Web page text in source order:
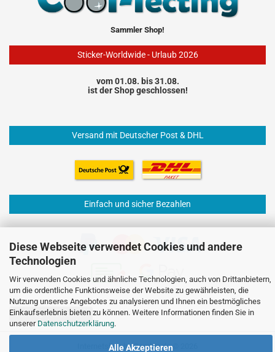
Diese Webseite verwendet Cookies und andere
Technologien
Wir verwenden Cookies und ähnliche Technologien, auch von Drittanbietern,
um die ordentliche Funktionsweise der Website zu gewährleisten, die
Nutzung unseres Angebotes zu analysieren und Ihnen ein bestmögliches
Einkaufserlebnis bieten zu können. Weitere Informationen finden Sie in
unserer Datenschutzerklärung.
Alle Akzeptieren
Sammler Shop!
Sticker-Worldwide - Urlaub 2026
vom 01.08. bis 31.08.
ist der Shop geschlossen!
Versand mit Deutscher Post & DHL
Einfach und sicher Bezahlen
Vertrag widerrufen
Internetshopby Gambio.de © 2026